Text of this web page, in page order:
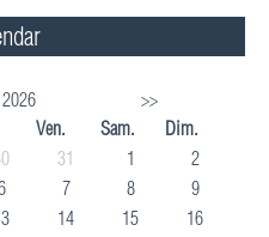
>>
Ven. Sam.
Dim.
31 1
2
7 8
9
14 15
16